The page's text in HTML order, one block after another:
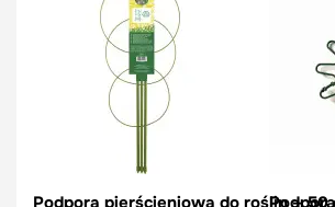
Podpora pierścieniowa do roślin – 50